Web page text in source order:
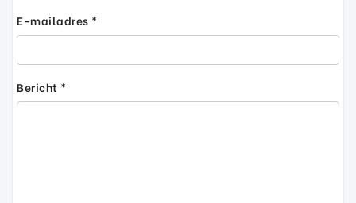
E-mailadres *
Bericht *